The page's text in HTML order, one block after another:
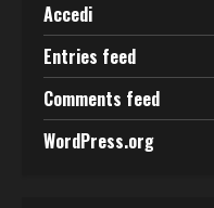
Accedi
Entries feed
Comments feed
WordPress.org